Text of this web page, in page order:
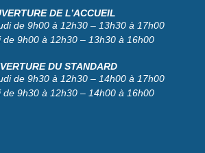
DE L’ACCUEIL
de 9h00 à 12h30 – 13h30 à 17h00
de 9h00 à 12h30 – 13h30 à 16h00
DU STANDARD
de 9h30 à 12h30 – 14h00 à 17h00
de 9h30 à 12h30 – 14h00 à 16h00